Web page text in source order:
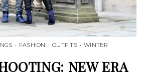
• FASHION • OUTFITS • WINTER
NEW ERA